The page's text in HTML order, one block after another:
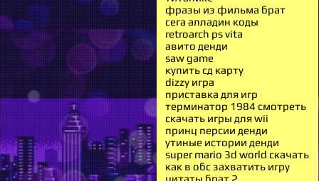
фразы из фильма брат
сега алладин коды
retroarch ps vita
авито денди
saw game
купить сд карту
dizzy игра
приставка для игр
терминатор 1984 смотреть
скачать игры для wii
принц персии денди
утиные истории денди
super mario 3d world скачать
как в обс захватить игру
цитаты брат 2